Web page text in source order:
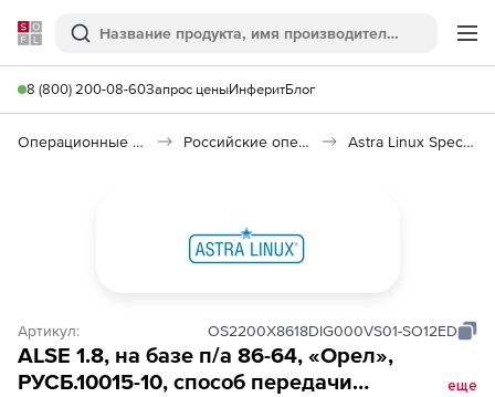
Softline
Поиск
8 (800) 200-08-60Запрос ценыИнферитБлог
Операционные системы Российские операционные системы (Импортозамещение) Astra Linux Special Edition
Артикул: OS2200X8618DIG000VS01-SO12ED
ALSE 1.8, на базе п/а 86-64, «Орел»,
РУСБ.10015-10, способ передачи
еще